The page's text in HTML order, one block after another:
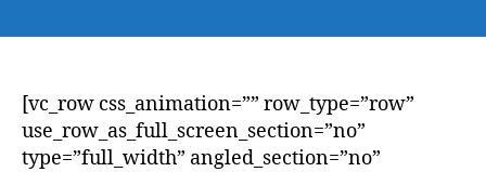
[vc_row css_animation=”” row_type=”row”
use_row_as_full_screen_section=”no”
type=”full_width” angled_section=”no”